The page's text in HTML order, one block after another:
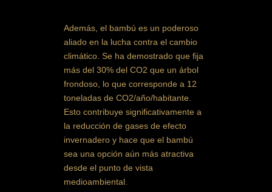
Además, el bambú es un poderoso
aliado en la lucha contra el cambio
climático. Se ha demostrado que fija
más del 30% del CO2 que un árbol
frondoso, lo que corresponde a 12
toneladas de CO2/año/habitante.
Esto contribuye significativamente a
la reducción de gases de efecto
invernadero y hace que el bambú
sea una opción aún más atractiva
desde el punto de vista
medioambiental.